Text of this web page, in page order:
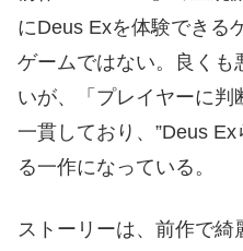
にDeus Exを体験できる
ゲームではない。良くも
いが、「プレイヤーに判
一貫しており、”Deus
る一作になっている。
ストーリーは、前作で